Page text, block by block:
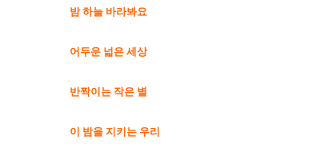
밤 하늘 바라봐요
어두운 넓은 세상
반짝이는 작은 별
이 밤을 지키는 우리